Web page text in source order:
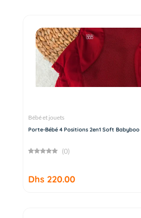
Bébé et jouets
Porte-Bébé 4 Positions 2en1 Soft Babyboo
(0)
Dhs 220.00